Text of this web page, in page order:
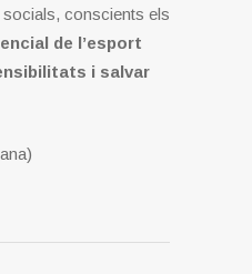
conscients els
de l’esport
i salvar